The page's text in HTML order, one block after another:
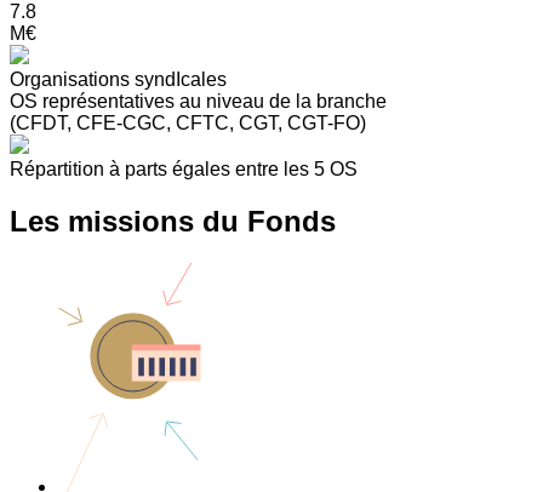
7.8
M€
Organisations syndIcales
OS représentatives au niveau de la branche
(CFDT, CFE-CGC, CFTC, CGT, CGT-FO)
Répartition à parts égales entre les 5 OS
Les missions du Fonds